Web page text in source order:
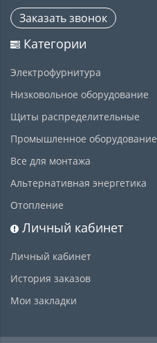
Заказать звонок
Категории
Электрофурнитура
Низковольное оборудование
Щиты распределительные
Промышленное оборудование
Все для монтажа
Альтернативная энергетика
Отопление
Личный кабинет
Личный кабинет
История заказов
Мои закладки